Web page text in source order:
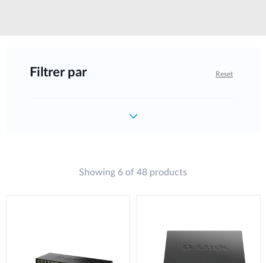
Filtrer par Reset
Showing 6 of 48 products